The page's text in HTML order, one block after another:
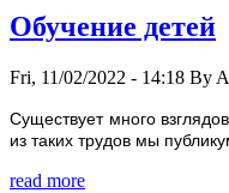
Обучение детей
Fri, 11/02/2022 - 14:18 By
Существует много
из таких трудов мы
read more